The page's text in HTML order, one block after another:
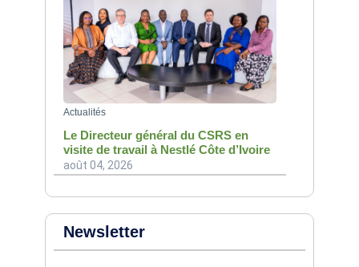
Actualités
Le Directeur général du CSRS en
visite de travail à Nestlé Côte d’Ivoire
août 04, 2026
Newsletter